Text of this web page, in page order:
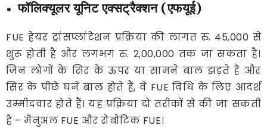
फॉलिक्यूलर यूनिट एक्सट्रैक्शन (एफयूई)
FUE हेयर ट्रांसप्लांटेशन प्रक्रिया की लागत रु. 45,000 से
शुरू होती है और लगभग रु. 2,00,000 तक जा सकता है।
जिन लोगों के सिर के ऊपर या सामने बाल झड़ते हैं और
सिर के पीछे घने बाल होते हैं, वे FUE विधि के लिए आदर्श
उम्मीदवार होते हैं। यह प्रक्रिया दो तरीकों से की जा सकती
है – मैनुअल FUE और रोबोटिक FUE।